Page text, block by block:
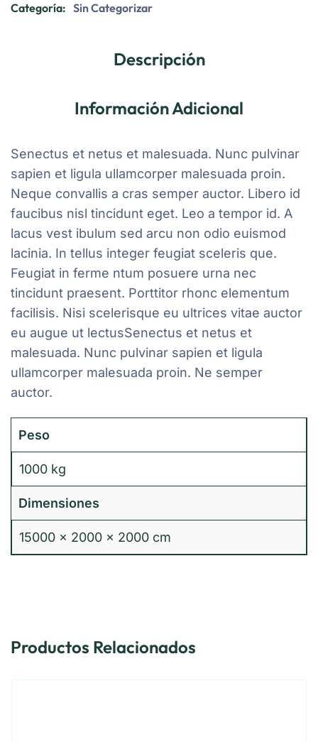
Categoría: Sin Categorizar
Descripción
Información Adicional
Senectus et netus et malesuada. Nunc pulvinar
sapien et ligula ullamcorper malesuada proin.
Neque convallis a cras semper auctor. Libero id
faucibus nisl tincidunt eget. Leo a tempor id. A
lacus vest ibulum sed arcu non odio euismod
lacinia. In tellus integer feugiat sceleris que.
Feugiat in ferme ntum posuere urna nec
tincidunt praesent. Porttitor rhonc elementum
facilisis. Nisi scelerisque eu ultrices vitae auctor
eu augue ut lectusSenectus et netus et
malesuada. Nunc pulvinar sapien et ligula
ullamcorper malesuada proin. Ne semper
auctor.
Peso
1000 kg
Dimensiones
15000 × 2000 × 2000 cm
Productos Relacionados